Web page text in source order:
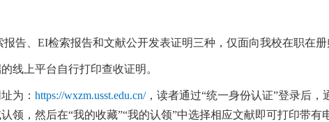
报告、EI检索报告和文献公开发表证明三种，仅面向我校在职在册
线上平台自行打印查收证明。
为： https://wxzm.usst.edu.cn/，读者通过“统一身份认证”登录后，
领，然后在“我的收藏”“我的认领”中选择相应文献即可打印带有